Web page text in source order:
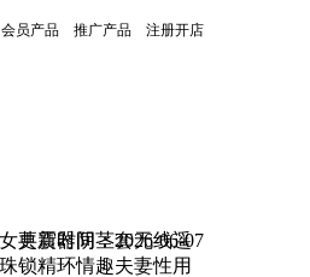
会员产品 推广产品 注册开店
更新时间：2026-06-07